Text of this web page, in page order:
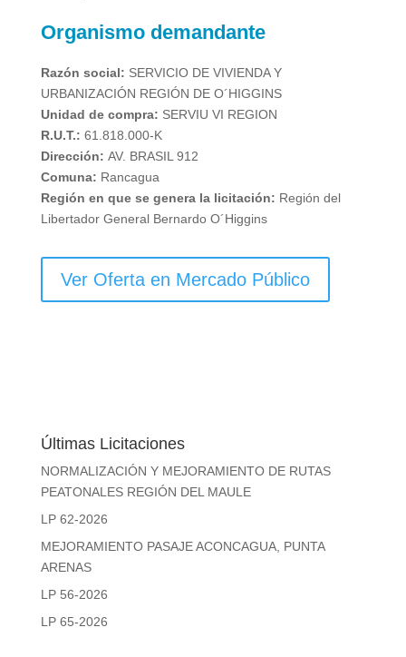
Organismo demandante
Razón social: SERVICIO DE VIVIENDA Y
URBANIZACIÓN REGIÓN DE O´HIGGINS
Unidad de compra: SERVIU VI REGION
R.U.T.: 61.818.000-K
Dirección: AV. BRASIL 912
Comuna: Rancagua
Región en que se genera la licitación: Región del
Libertador General Bernardo O´Higgins
Ver Oferta en Mercado Público
Últimas Licitaciones
NORMALIZACIÓN Y MEJORAMIENTO DE RUTAS
PEATONALES REGIÓN DEL MAULE
LP 62-2026
MEJORAMIENTO PASAJE ACONCAGUA, PUNTA
ARENAS
LP 56-2026
LP 65-2026